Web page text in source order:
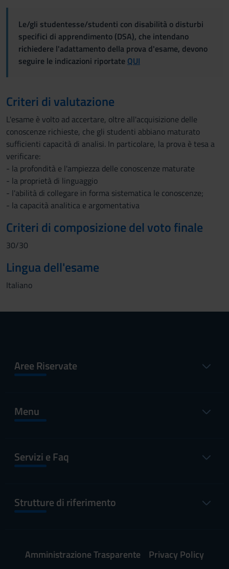
Le/gli studentesse/studenti con disabilità o disturbi
specifici di apprendimento (DSA), che intendano
richiedere l'adattamento della prova d'esame, devono
seguire le indicazioni riportate QUI
Criteri di valutazione
L'esame è volto ad accertare, oltre all'acquisizione delle
conoscenze richieste, che gli studenti abbiano maturato
sufficienti capacità di analisi. In particolare, la prova è tesa a
verificare:
- la profondità e l'ampiezza delle conoscenze maturate
- la proprietà di linguaggio
- l'abilità di collegare in forma sistematica le conoscenze;
- la capacità analitica e argomentativa
Criteri di composizione del voto finale
30/30
Lingua dell'esame
Italiano
Aree Riservate
Menu
Servizi e Faq
Strutture di riferimento
Amministrazione Trasparente
Privacy Policy